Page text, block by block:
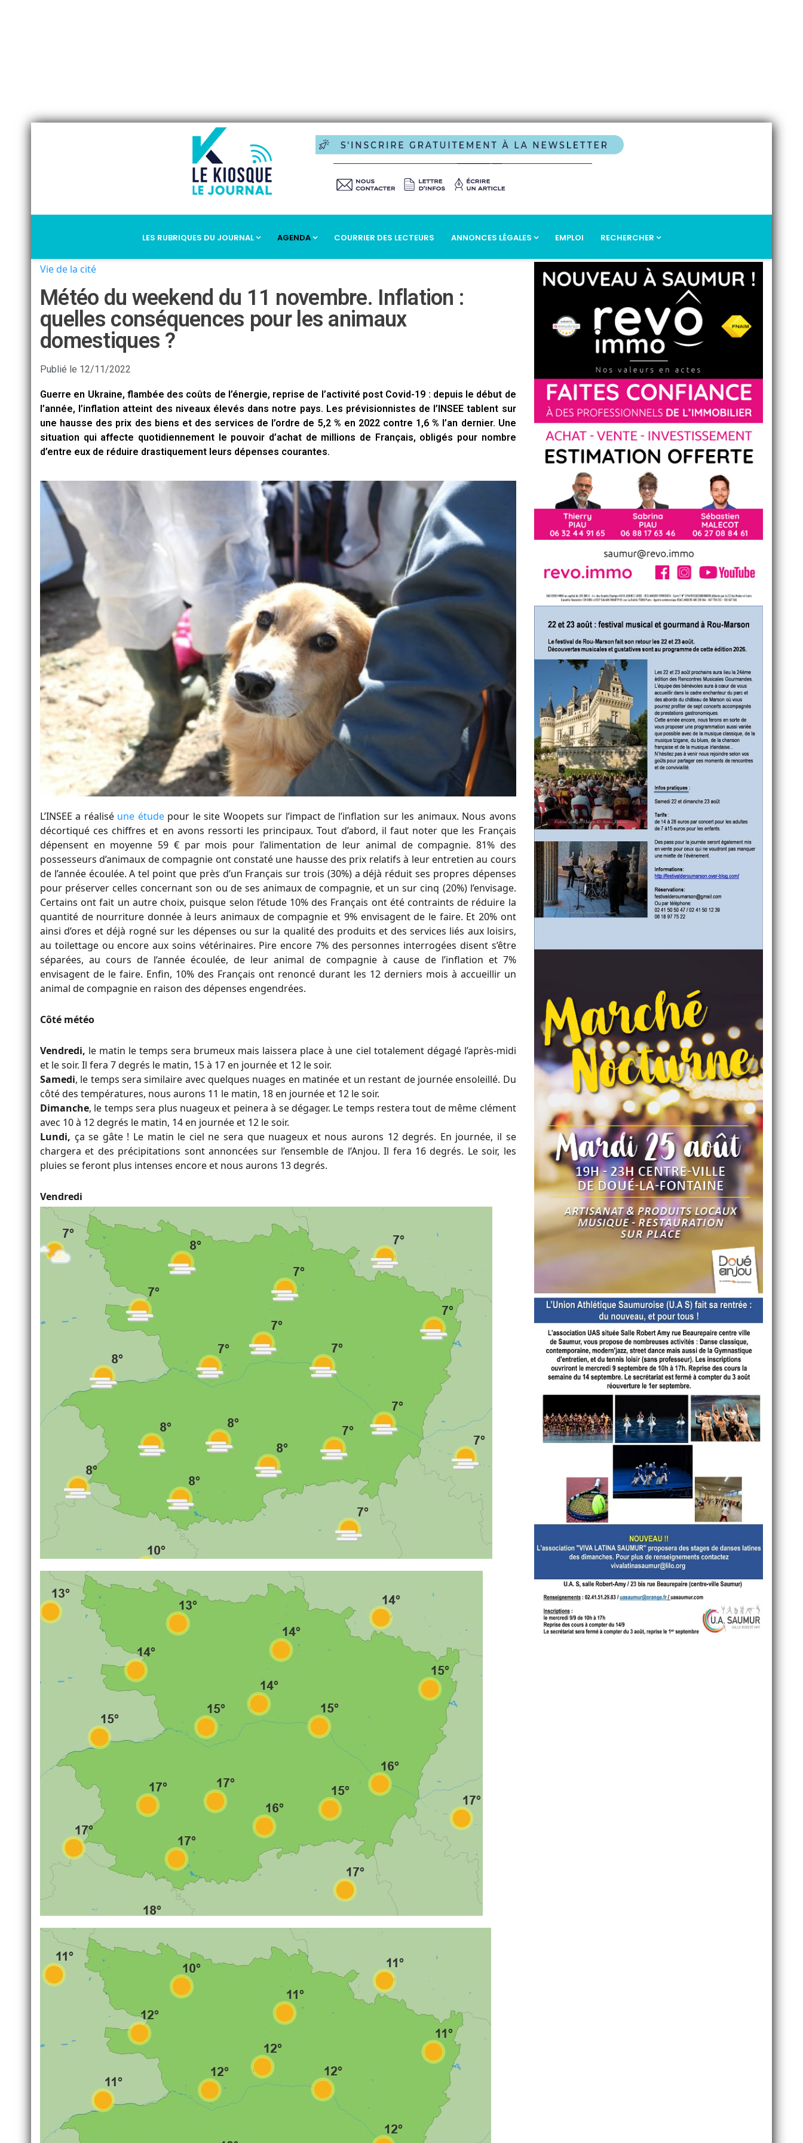
LES RUBRIQUES DU JOURNAL AGENDA COURRIER DES LECTEURS ANNONCES LÉGALES EMPLOI RECHERCHER
Vie de la cité
Météo du weekend du 11 novembre. Inflation :
quelles conséquences pour les animaux
domestiques ?
Publié le 12/11/2022
Guerre en Ukraine, flambée des coûts de l’énergie, reprise de l’activité post Covid-19 : depuis le début de
l’année, l’inflation atteint des niveaux élevés dans notre pays. Les prévisionnistes de l’INSEE tablent sur
une hausse des prix des biens et des services de l’ordre de 5,2 % en 2022 contre 1,6 % l’an dernier. Une
situation qui affecte quotidiennement le pouvoir d’achat de millions de Français, obligés pour nombre
d’entre eux de réduire drastiquement leurs dépenses courantes.
L’INSEE a réalisé une étudepour le site Woopets sur l’impact de l’inflation sur les animaux. Nous avons
décortiqué ces chiffres et en avons ressorti les principaux. Tout d’abord, il faut noter que les Français
dépensent en moyenne 59 € par mois pour l’alimentation de leur animal de compagnie. 81% des
possesseurs d’animaux de compagnie ont constaté une hausse des prix relatifs à leur entretien au cours
de l’année écoulée. A tel point que près d’un Français sur trois (30%) a déjà réduit ses propres dépenses
pour préserver celles concernant son ou de ses animaux de compagnie, et un sur cinq (20%) l’envisage.
Certains ont fait un autre choix, puisque selon l’étude 10% des Français ont été contraints de réduire la
quantité de nourriture donnée à leurs animaux de compagnie et 9% envisagent de le faire. Et 20% ont
ainsi d’ores et déjà rogné sur les dépenses ou sur la qualité des produits et des services liés aux loisirs,
au toilettage ou encore aux soins vétérinaires. Pire encore 7% des personnes interrogées disent s’être
séparées, au cours de l’année écoulée, de leur animal de compagnie à cause de l’inflation et 7%
envisagent de le faire. Enfin, 10% des Français ont renoncé durant les 12 derniers mois à accueillir un
animal de compagnie en raison des dépenses engendrées.
Côté météo
Vendredi, le matin le temps sera brumeux mais laissera place à une ciel totalement dégagé l’après-midi
et le soir. Il fera 7 degrés le matin, 15 à 17 en journée et 12 le soir.
Samedi, le temps sera similaire avec quelques nuages en matinée et un restant de journée ensoleillé. Du
côté des températures, nous aurons 11 le matin, 18 en journée et 12 le soir.
Dimanche, le temps sera plus nuageux et peinera à se dégager. Le temps restera tout de même clément
avec 10 à 12 degrés le matin, 14 en journée et 12 le soir.
Lundi, ça se gâte ! Le matin le ciel ne sera que nuageux et nous aurons 12 degrés. En journée, il se
chargera et des précipitations sont annoncées sur l’ensemble de l’Anjou. Il fera 16 degrés. Le soir, les
pluies se feront plus intenses encore et nous aurons 13 degrés.
Vendredi